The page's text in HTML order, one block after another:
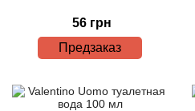
56 грн
Предзаказ